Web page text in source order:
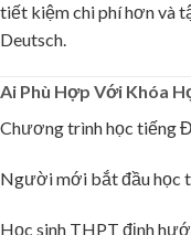
tiết kiệm chi phí hơn và
Deutsch.
Ai Phù Hợp Với Khóa
Chương trình học tiếng
Người mới bắt đầu học
Học sinh THPT định